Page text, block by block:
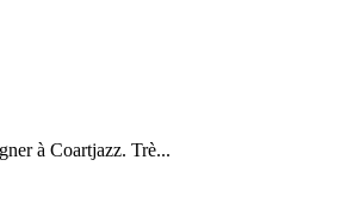
à Coartjazz. Trè...